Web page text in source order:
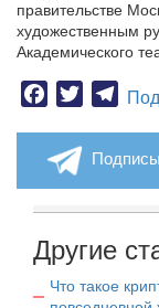
правительстве
художественным
Академического
Facebook
Twitter
Другие
Что такое